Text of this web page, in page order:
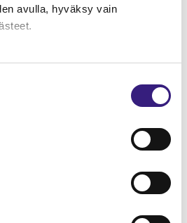
avulla, hyväksy vain
osa IV –
VARAUTUMINEN
ja jatkuvuuden